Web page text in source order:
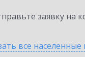
заявку на
все населенные